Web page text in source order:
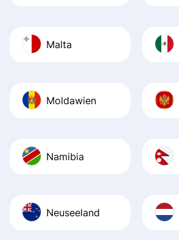
Malta
Moldawien
Namibia
Neuseeland